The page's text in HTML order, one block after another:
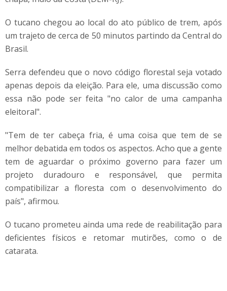
O tucano chegou ao local do ato público de trem, após
um trajeto de cerca de 50 minutos partindo da Central do
Brasil.
Serra defendeu que o novo código florestal seja votado
apenas depois da eleição. Para ele, uma discussão como
essa não pode ser feita "no calor de uma campanha
eleitoral".
"Tem de ter cabeça fria, é uma coisa que tem de se
melhor debatida em todos os aspectos. Acho que a gente
tem de aguardar o próximo governo para fazer um
projeto duradouro e responsável, que permita
compatibilizar a floresta com o desenvolvimento do
país", afirmou.
O tucano prometeu ainda uma rede de reabilitação para
deficientes físicos e retomar mutirões, como o de
catarata.